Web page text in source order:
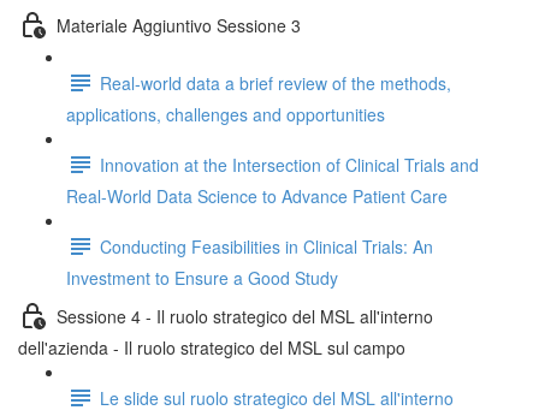
Materiale Aggiuntivo Sessione 3
Real-world data a brief review of the methods,
applications, challenges and opportunities
Innovation at the Intersection of Clinical Trials and
Real-World Data Science to Advance Patient Care
Conducting Feasibilities in Clinical Trials: An
Investment to Ensure a Good Study
Sessione 4 - Il ruolo strategico del MSL all'interno
dell'azienda - Il ruolo strategico del MSL sul campo
Le slide sul ruolo strategico del MSL all'interno